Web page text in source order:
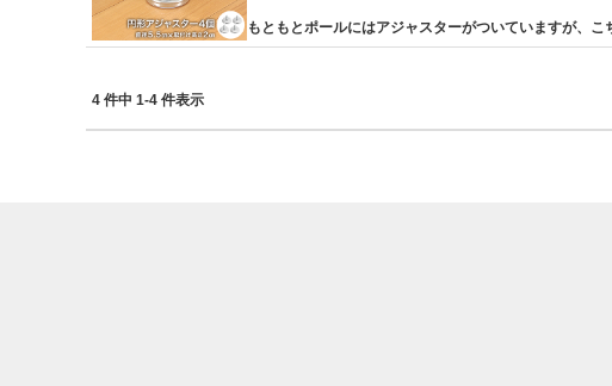
もともとポールにはアジャスターがついていますが、
4 件中 1-4 件表示